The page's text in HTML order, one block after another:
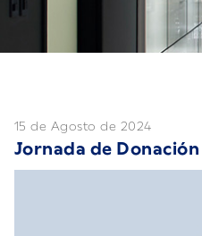
15 de Agosto de 2024
Jornada de